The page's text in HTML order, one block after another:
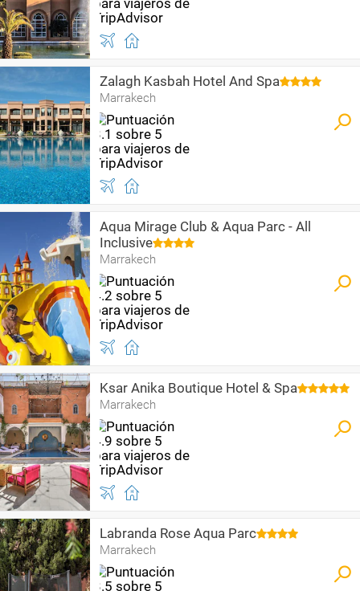
Zalagh Kasbah Hotel And Spa
Marrakech
Aqua Mirage Club & Aqua Parc - All
Inclusive
Marrakech
Ksar Anika Boutique Hotel & Spa
Marrakech
Labranda Rose Aqua Parc
Marrakech